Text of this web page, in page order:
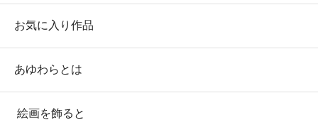
お気に入り作品
あゆわらとは
絵画を飾ると